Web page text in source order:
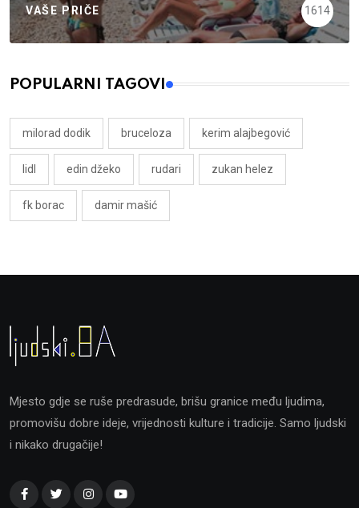
VAŠE PRIČE 1614
POPULARNI TAGOVI
milorad dodik bruceloza kerim alajbegović
lidl edin džeko rudari zukan helez
fk borac damir mašić
Mjesto gdje se ruše predrasude, brišu granice među ljudima,
promovišu dobre ideje, vrijednosti kulture i tradicije. Samo ljudski
i nikako drugačije!